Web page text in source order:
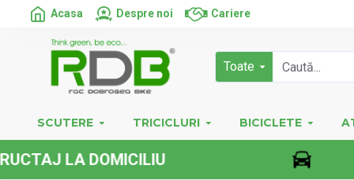
Acasa Despre noi Cariere
Toate
SCUTERE TRICICLURI BICICLETE
DOMICILIU